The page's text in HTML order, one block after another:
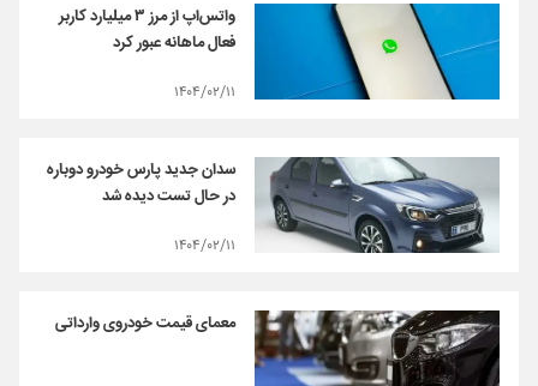
واتس‌اپ از مرز ۳ میلیارد کاربر
فعال ماهانه عبور کرد
۱۴۰۴/۰۲/۱۱
سدان جدید پارس خودرو دوباره
در حال تست دیده شد
۱۴۰۴/۰۲/۱۱
معمای قیمت خودروی وارداتی